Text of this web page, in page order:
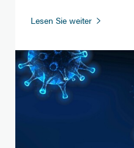
Lesen Sie weiter
Lockdown